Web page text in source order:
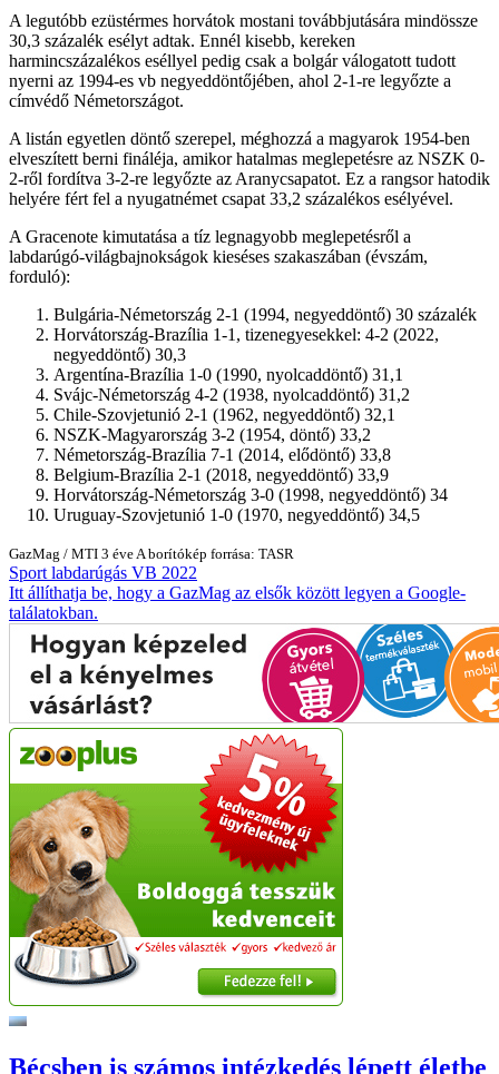
A legutóbb ezüstérmes horvátok mostani továbbjutására mindössze
30,3 százalék esélyt adtak. Ennél kisebb, kereken
harmincszázalékos eséllyel pedig csak a bolgár válogatott tudott
nyerni az 1994-es vb negyeddöntőjében, ahol 2-1-re legyőzte a
címvédő Németországot.
A listán egyetlen döntő szerepel, méghozzá a magyarok 1954-ben
elveszített berni fináléja, amikor hatalmas meglepetésre az NSZK 0-
2-ről fordítva 3-2-re legyőzte az Aranycsapatot. Ez a rangsor hatodik
helyére fért fel a nyugatnémet csapat 33,2 százalékos esélyével.
A Gracenote kimutatása a tíz legnagyobb meglepetésről a
labdarúgó-világbajnokságok kieséses szakaszában (évszám,
forduló):
Bulgária-Németország 2-1 (1994, negyeddöntő) 30 százalék
Horvátország-Brazília 1-1, tizenegyesekkel: 4-2 (2022,
negyeddöntő) 30,3
Argentína-Brazília 1-0 (1990, nyolcaddöntő) 31,1
Svájc-Németország 4-2 (1938, nyolcaddöntő) 31,2
Chile-Szovjetunió 2-1 (1962, negyeddöntő) 32,1
NSZK-Magyarország 3-2 (1954, döntő) 33,2
Németország-Brazília 7-1 (2014, elődöntő) 33,8
Belgium-Brazília 2-1 (2018, negyeddöntő) 33,9
Horvátország-Németország 3-0 (1998, negyeddöntő) 34
Uruguay-Szovjetunió 1-0 (1970, negyeddöntő) 34,5
GazMag / MTI 3 éve A borítókép forrása: TASR
Sport labdarúgás VB 2022
Itt állíthatja be, hogy a GazMag az elsők között legyen a Google-
találatokban.
Bécsben is számos intézkedés lépett életbe